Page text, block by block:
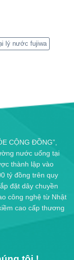
lý nước fujiwa
CỘNG ĐỒNG”,
nước uống tại
thành lập vào
tỷ đồng trên quy
đặt dây chuyền
công nghệ từ Nhật
cao cấp thương